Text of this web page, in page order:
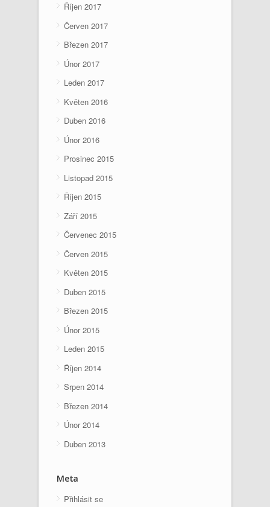
Říjen 2017
Červen 2017
Březen 2017
Únor 2017
Leden 2017
Květen 2016
Duben 2016
Únor 2016
Prosinec 2015
Listopad 2015
Říjen 2015
Září 2015
Červenec 2015
Červen 2015
Květen 2015
Duben 2015
Březen 2015
Únor 2015
Leden 2015
Říjen 2014
Srpen 2014
Březen 2014
Únor 2014
Duben 2013
Meta
Přihlásit se